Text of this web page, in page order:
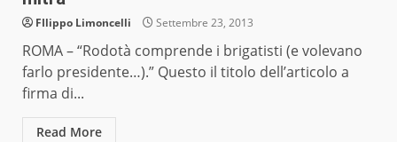
FIlippo Limoncelli Settembre 23, 2013
ROMA – “Rodotà comprende i brigatisti (e volevano
farlo presidente…).” Questo il titolo dell’articolo a
firma di...
Read More